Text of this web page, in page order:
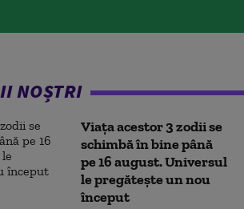
NOȘTRI
Viața acestor 3 zodii se
schimbă în bine până
pe 16 august. Universul
le pregătește un nou
început